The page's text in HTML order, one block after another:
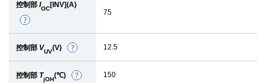
控制部 IOC[INV](A)
细
节
75
控制部 VUV(V)
细
节
12.5
控制部 TjOH(℃)
细
150